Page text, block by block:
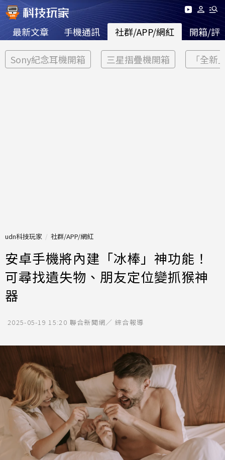
最新文章 手機通訊 社群/APP/網紅 開箱/評
Sony紀念耳機開箱 三星摺疊機開箱 「全新
udn科技玩家 社群/APP/網紅
安卓手機將內建「冰棒」神功能！
可尋找遺失物、朋友定位變抓猴神
器
2025-05-19 15:20 聯合新聞網／ 綜合報導